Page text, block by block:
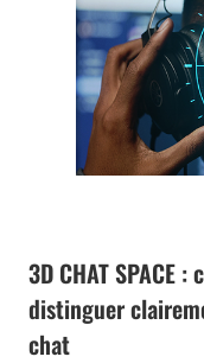
3D CHAT SPACE
distinguer
chat